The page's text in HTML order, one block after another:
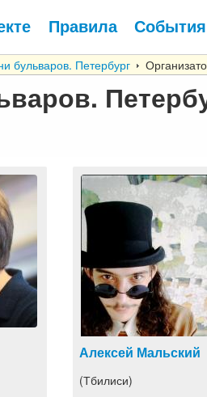
Правила События
бульваров. Петербург
Алексей Мальский
(Тбилиси)